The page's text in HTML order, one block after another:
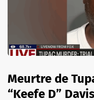
Meurtre de
“Keefe D”